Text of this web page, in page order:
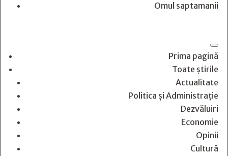
Omul saptamanii
Prima pagină
Toate știrile
Actualitate
Politica și Administrație
Dezvăluiri
Economie
Opinii
Cultură